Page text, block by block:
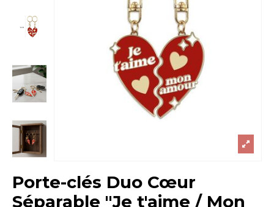
Porte-clés Duo Cœur
Séparable "Je t'aime / Mon